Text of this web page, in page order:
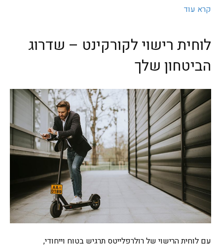
קרא עוד
לוחית רישוי לקורקינט – שדרוג
הביטחון שלך
עם לוחית הרישוי של רולרפלייטס תרגיש בטוח וייחודי,